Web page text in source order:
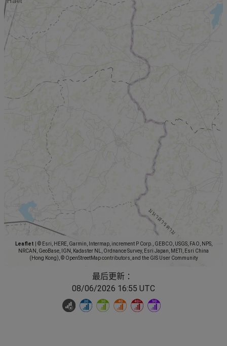
Leaflet
© Esri, HERE, Garmin, Intermap, increment P Corp., GEBCO, USGS, FAO, NPS,
NRCAN, GeoBase, IGN, Kadaster NL, Ordnance Survey, Esri Japan, METI, Esri China
(Hong Kong), © OpenStreetMap contributors, and the GIS User Community
最后更新 ：
08/06/2026 16:55 UTC